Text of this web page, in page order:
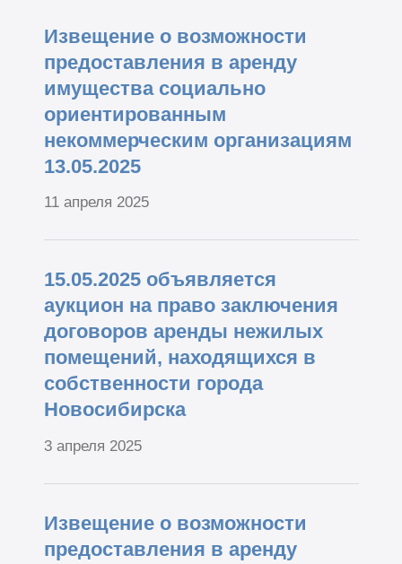
Извещение о возможности
предоставления в аренду
имущества социально
ориентированным
некоммерческим организациям
13.05.2025
11 апреля 2025
15.05.2025 объявляется
аукцион на право заключения
договоров аренды нежилых
помещений, находящихся в
собственности города
Новосибирска
3 апреля 2025
Извещение о возможности
предоставления в аренду